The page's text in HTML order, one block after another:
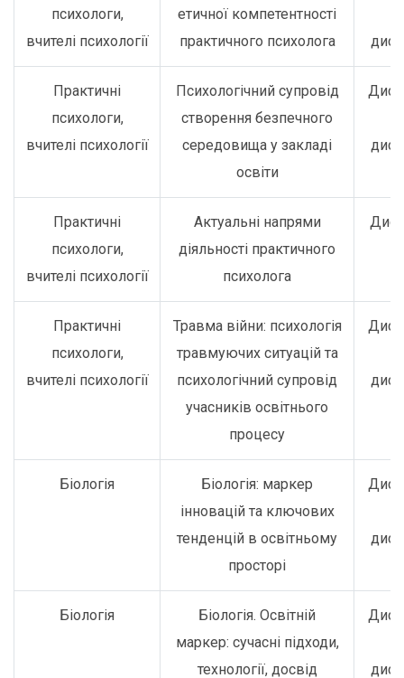
психологи,
вчителі психології
етичної компетентності
практичного психолога
Практичні
психологи,
вчителі психології
Психологічний супровід
створення безпечного
середовища у закладі
освіти
Практичні
психологи,
вчителі психології
Актуальні напрями
діяльності практичного
психолога
Практичні
психологи,
вчителі психології
Травма війни: психологія
травмуючих ситуацій та
психологічний супровід
учасників освітнього
процесу
Біологія
Біологія: маркер
інновацій та ключових
тенденцій в освітньому
просторі
Біологія
Біологія. Освітній
маркер: сучасні підходи,
технології, досвід